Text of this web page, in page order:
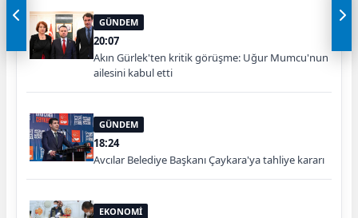
GÜNDEM
20:07
Akın Gürlek'ten kritik görüşme: Uğur Mumcu'nun
ailesini kabul etti
GÜNDEM
18:24
Avcılar Belediye Başkanı Çaykara'ya tahliye kararı
EKONOMİ